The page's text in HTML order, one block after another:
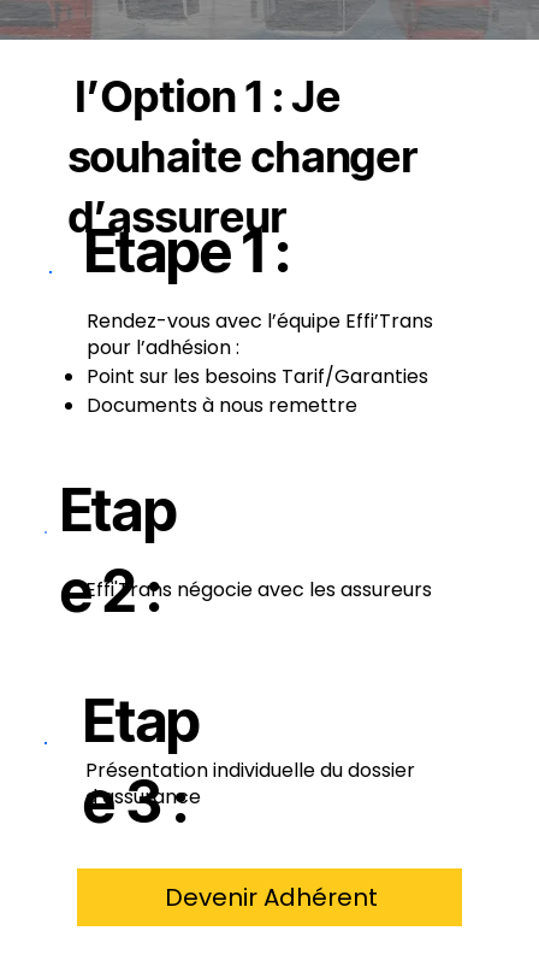
Présentation individuelle du dossier
d’assurance
Etap
e 3 :
Effi'Trans négocie avec les assureurs
Etap
e 2 :
Rendez-vous avec l’équipe Effi’Trans
pour l’adhésion :
Point sur les besoins Tarif/Garanties
Documents à nous remettre
Etape 1 :
l’Option 1 : Je
souhaite changer
d’assureur
Devenir Adhérent